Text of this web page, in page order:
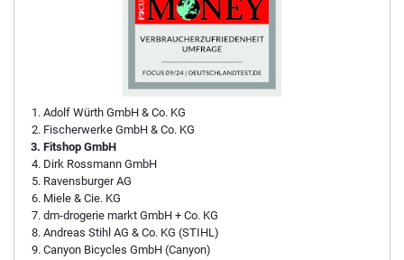
Adolf Würth GmbH & Co. KG
Fischerwerke GmbH & Co. KG
Fitshop GmbH
Dirk Rossmann GmbH
Ravensburger AG
Miele & Cie. KG
dm-drogerie markt GmbH + Co. KG
Andreas Stihl AG & Co. KG (STIHL)
Canyon Bicycles GmbH (Canyon)